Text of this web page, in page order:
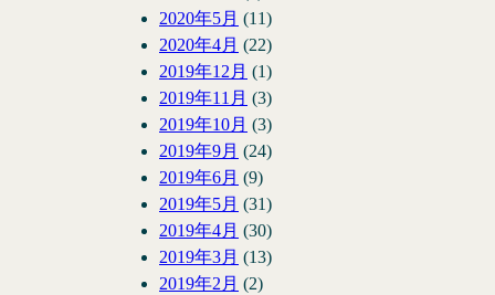
2020年5月 (11)
2020年4月 (22)
2019年12月 (1)
2019年11月 (3)
2019年10月 (3)
2019年9月 (24)
2019年6月 (9)
2019年5月 (31)
2019年4月 (30)
2019年3月 (13)
2019年2月 (2)